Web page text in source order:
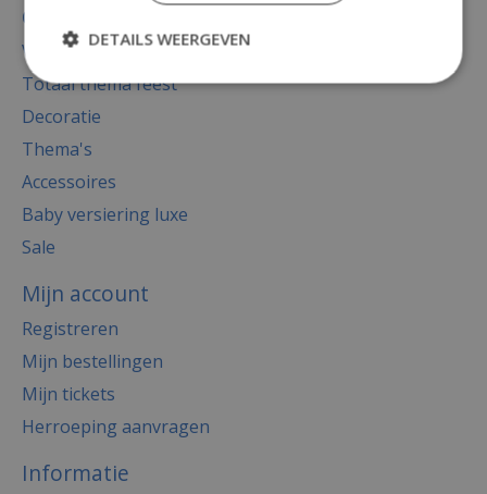
Categorieën
Versiering
Totaal thema feest
Decoratie
Thema's
Accessoires
Baby versiering luxe
Sale
Mijn account
Registreren
Mijn bestellingen
Mijn tickets
Herroeping aanvragen
Informatie
DETAILS WEERGEVEN